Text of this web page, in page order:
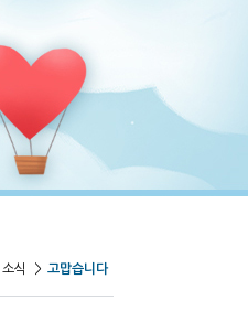
소식 > 고맙습니다